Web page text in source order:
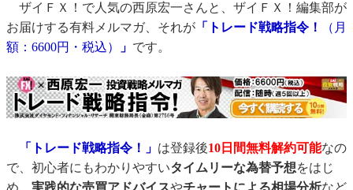
ザイＦＸ！で人気の西原宏一さんと、ザイＦＸ！編集部が
お届けする有料メルマガ、それが 「トレード戦略指令！
（月
額：6600円・税込）
」 です。
「トレード戦略指令！」 は登録後10日間無料解約可能なの
で、初心者にもわかりやすいタイムリーな為替予想をはじ